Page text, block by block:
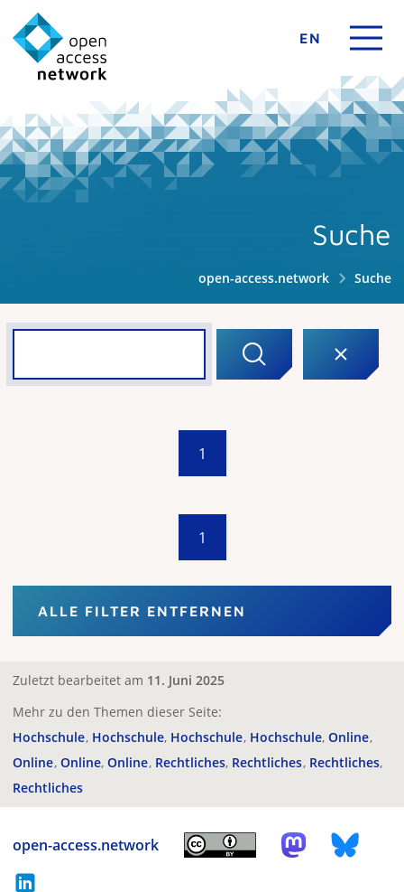
EN
Suche
open-access.network Suche
1
1
ALLE FILTER ENTFERNEN
Zuletzt bearbeitet am 11. Juni 2025
Mehr zu den Themen dieser Seite:
Hochschule Hochschule Hochschule Hochschule Online
Online Online Online Rechtliches Rechtliches Rechtliches
Rechtliches
open-access.network